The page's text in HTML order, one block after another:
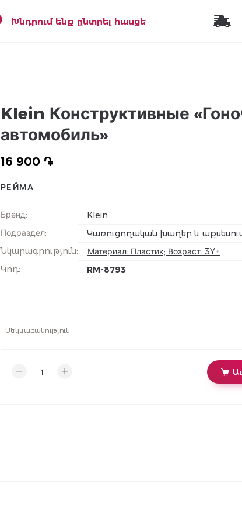
Խնդրում ենք ընտրել հասցե
Klein Конструктивные
автомобиль»
16 900 ֏
РЕЙМА
Бренд:
Klein
Подраздел:
Կառուցողական խաղեր և
Նկարագրություն:
Материал: Пластик; Возраст: 3Y+
Կոդ: RM-8793
Մեկնաբանություն